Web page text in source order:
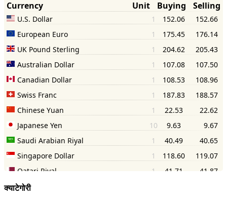
क्याटेगोरी